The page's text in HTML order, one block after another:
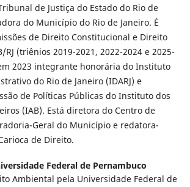
de Justiça do Estado do Rio de
do Município do Rio de Janeiro. É
de Direito Constitucional e Direito
(triênios 2019-2021, 2022-2024 e 2025-
2023 integrante honorária do Instituto
do Rio de Janeiro (IDARJ) e
de Políticas Públicas do Instituto dos
(IAB). Está diretora do Centro de
Geral do Município e redatora-
de Direito.
Federal de Pernambuco
Ambiental pela Universidade Federal de